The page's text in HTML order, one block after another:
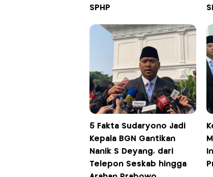
SPHP
5 Fakta Sudaryono Jadi
Kepala BGN Gantikan
Nanik S Deyang, dari
Telepon Seskab hingga